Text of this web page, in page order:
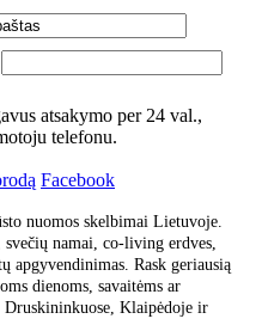
atsakymo per 24 val.,
telefonu.
Facebook
nuomos skelbimai Lietuvoje.
namai, co-living erdves,
apgyvendinimas. Rask geriausią
dienoms, savaitėms ar
Druskininkuose, Klaipėdoje ir